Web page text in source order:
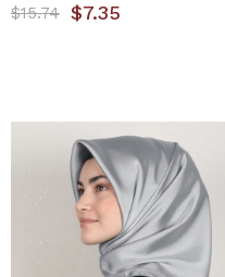
$7.35
$15.74